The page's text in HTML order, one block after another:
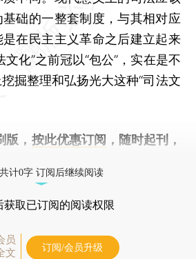
础的一整套制度，与其相对应
在民主主义革命之后建立起来
文化”之前冠以“包公”，实在是不
掘整理和弘扬光大这种“司法文
， 按此优惠订阅 ，随时起刊，
计0字 订阅后继续阅读
获取已订阅的阅读权限
员
文
订阅/会员升级